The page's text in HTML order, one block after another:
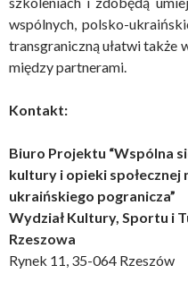
wspólnych, polsko-
transgraniczną ułatwi także
między partnerami.
Kontakt:
Biuro Projektu “Wspólna
kultury i opieki
ukraińskiego pogranicza”
Wydział Kultury, Sportu i
Rzeszowa
Rynek 11, 35-064 Rzeszów